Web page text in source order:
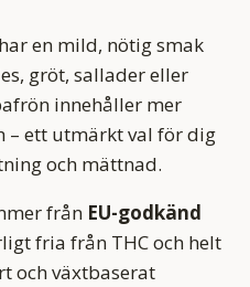
en mild, nötig smak
gröt, sallader eller
innehåller mer
– ett utmärkt val för dig
och mättnad.
från EU-godkänd
fria från THC och helt
och växtbaserat